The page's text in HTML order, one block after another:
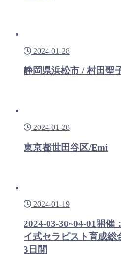
2024-01-28
静岡県浜松市 / 村田聖
2024-01-28
東京都世田谷区/Emi
2024-01-19
2024-03-30~04-01開催
イ式セラピスト育成
3日間